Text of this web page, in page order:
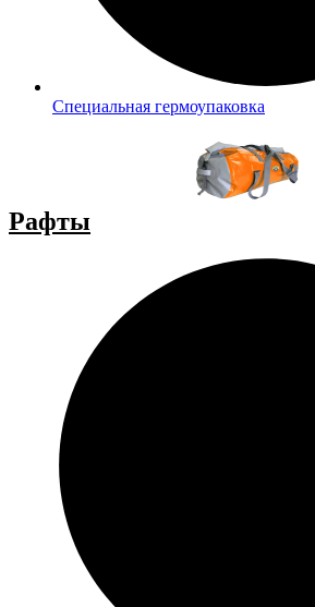
Специальная гермоупаковка
Рафты